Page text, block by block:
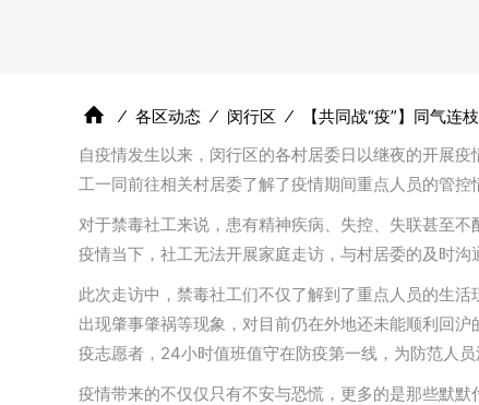
⁄ 各区动态 ⁄ 闵行区 ⁄
【共同战“疫”】同气连
自疫情发生以来，闵行区的各村居委日以继夜的开展
工一同前往相关村居委了解了疫情期间重点人员的管控
对于禁毒社工来说，患有精神疾病、失控、失联甚至
疫情当下，社工无法开展家庭走访，与村居委的及时沟
此次走访中，禁毒社工们不仅了解到了重点人员的生
出现肇事肇祸等现象，对目前仍在外地还未能顺利回
疫志愿者，24小时值班值守在防疫第一线，为防范人
疫情带来的不仅仅只有不安与恐慌，更多的是那些默